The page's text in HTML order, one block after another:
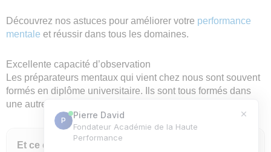
Découvrez nos astuces pour améliorer votre performance
mentale et réussir dans tous les domaines.
Excellente capacité d’observation
Les préparateurs mentaux qui vient chez nous sont souvent
formés en diplôme universitaire. Ils sont tous formés dans
une autre formation à 3 lettres.
Et ce qui se passe, c’est que ces préparateurs